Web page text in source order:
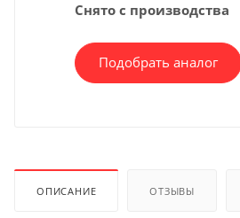
Снято с производства
Подобрать аналог
ОПИСАНИЕ ОТЗЫВЫ